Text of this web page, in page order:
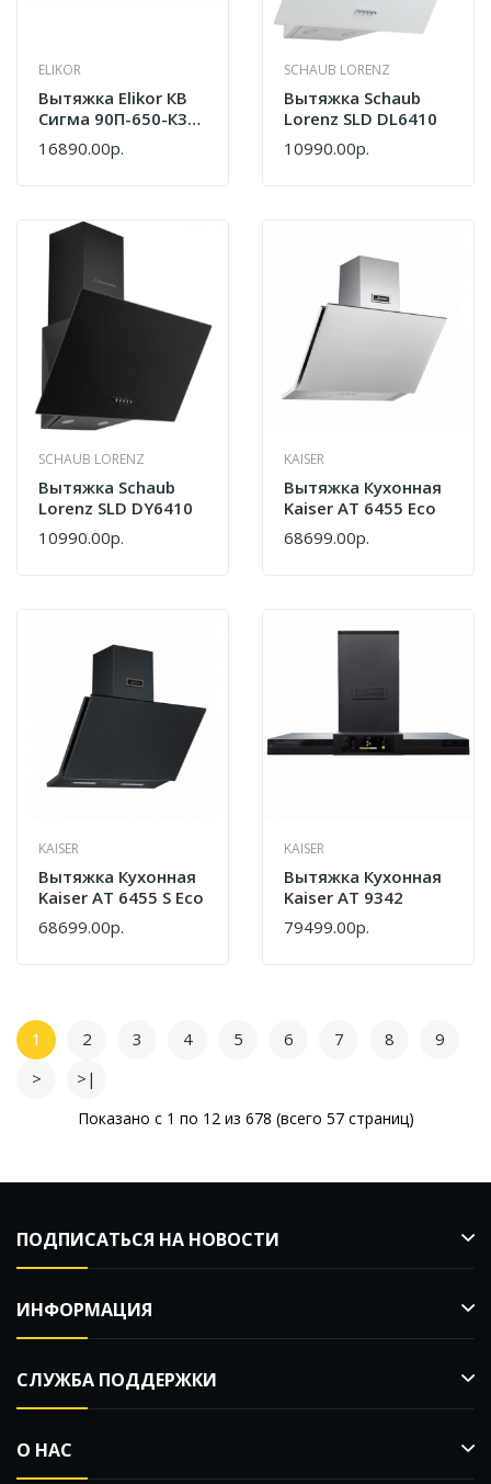
ELIKOR
Вытяжка Elikor КВ
Сигма 90П-650-К3Д
Антрацит/бронза
321.0592.617
16890.00р.
SCHAUB LORENZ
Вытяжка Schaub
Lorenz SLD DL6410
10990.00р.
SCHAUB LORENZ
Вытяжка Schaub
Lorenz SLD DY6410
10990.00р.
KAISER
Вытяжка Кухонная
Kaiser AT 6455 Eco
68699.00р.
KAISER
Вытяжка Кухонная
Kaiser AT 6455 S Eco
68699.00р.
KAISER
Вытяжка Кухонная
Kaiser AT 9342
79499.00р.
1 2 3 4 5 6 7 8
9
>
>|
Показано с 1 по 12 из 678 (всего 57 страниц)
ПОДПИСАТЬСЯ НА НОВОСТИ
ИНФОРМАЦИЯ
СЛУЖБА ПОДДЕРЖКИ
О НАС